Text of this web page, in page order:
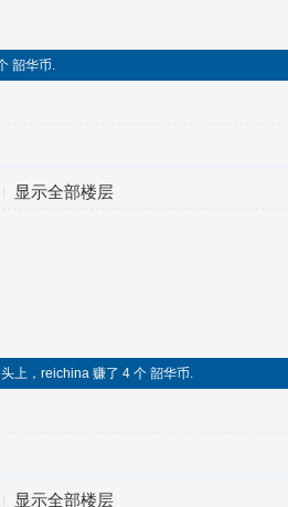
韶华币.
显示全部楼层
上，reichina 赚了 4 个 韶华币.
显示全部楼层